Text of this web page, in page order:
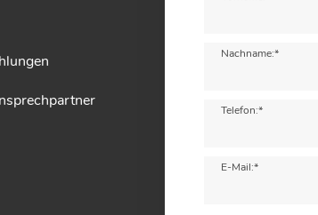
Nachname:*
Telefon:*
E-Mail:*